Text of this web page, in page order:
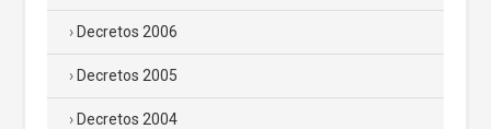
Decretos 2006
Decretos 2005
Decretos 2004